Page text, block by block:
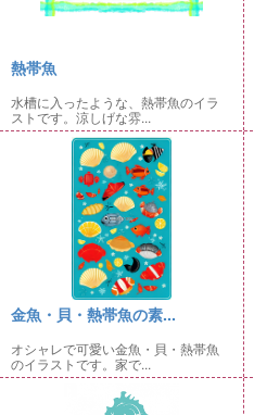
熱帯魚
水槽に入ったような、熱帯魚のイラ
ストです。涼しげな雰...
金魚・貝・熱帯魚の素...
オシャレで可愛い金魚・貝・熱帯魚
のイラストです。家で...